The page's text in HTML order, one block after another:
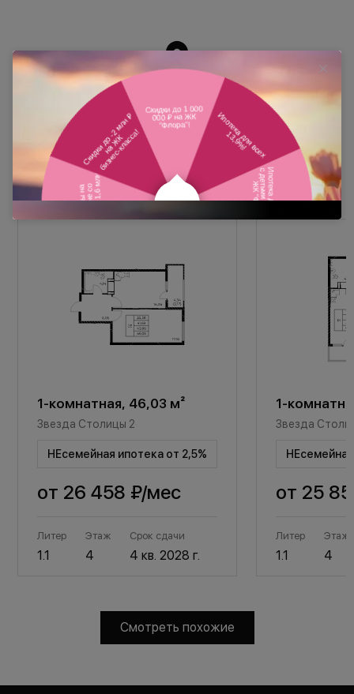
Похожие планировки
1-комнатная, 46,03 м²
Звезда Столицы 2
НЕсемейная ипотека от 2,5%
от 26 458 ₽/мес
Литер
1.1
Этаж
4
Срок сдачи
4 кв. 2028 г.
1-
Звезда
от 25
Литер
1.1
Этаж
4
Смотреть похожие